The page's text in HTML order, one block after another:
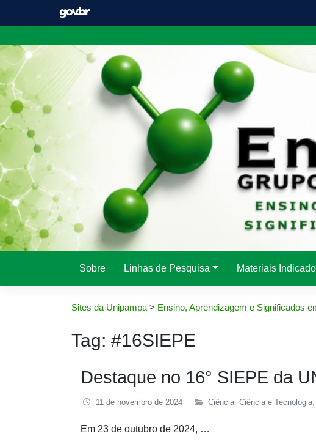
conteúdo
Sobre Linhas de Pesquisa Materiais
Sites da Unipampa > Ensino, Aprendizagem e Significados
Tag: #16SIEPE
Destaque no 16° SIEPE da
11 de novembro de 2024 Ciência, Ciência e Tecnologia,
Em 23 de outubro de 2024, …